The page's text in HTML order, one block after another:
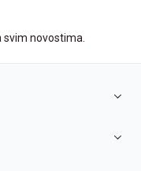
svim novostima.